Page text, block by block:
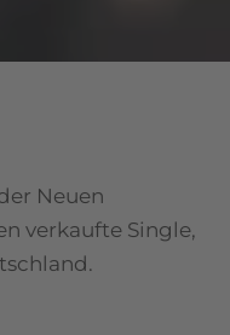
Neuen
verkaufte Single,